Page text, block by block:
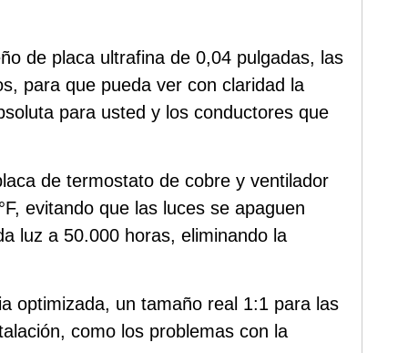
de placa ultrafina de 0,04 pulgadas, las
para que pueda ver con claridad la
para usted y los conductores que
de termostato de cobre y ventilador
evitando que las luces se apaguen
luz a 50.000 horas, eliminando la
optimizada, un tamaño real 1:1 para las
como los problemas con la